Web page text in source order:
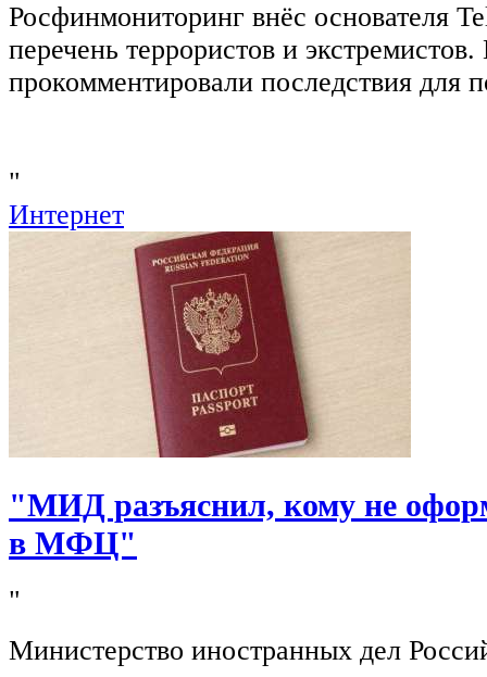
Росфинмониторинг внёс основателя
перечень террористов и
прокомментировали последствия для
"
Интернет
"МИД разъяснил, кому не
в МФЦ"
"
Министерство иностранных дел